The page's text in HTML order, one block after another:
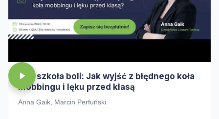
Gdy szkoła boli: Jak wyjść z błędnego koła
mobbingu i lęku przed klasą
Anna Gaik, Marcin Perfuński